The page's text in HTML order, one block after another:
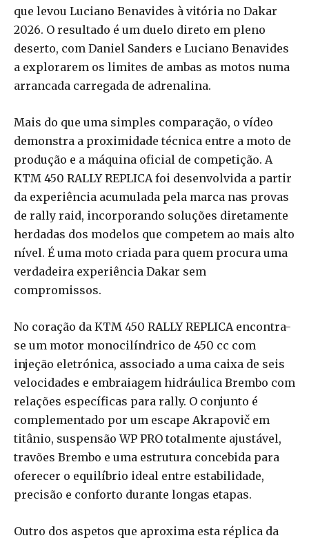
que levou Luciano Benavides à vitória no Dakar
2026. O resultado é um duelo direto em pleno
deserto, com Daniel Sanders e Luciano Benavides
a explorarem os limites de ambas as motos numa
arrancada carregada de adrenalina.
Mais do que uma simples comparação, o vídeo
demonstra a proximidade técnica entre a moto de
produção e a máquina oficial de competição. A
KTM 450 RALLY REPLICA foi desenvolvida a partir
da experiência acumulada pela marca nas provas
de rally raid, incorporando soluções diretamente
herdadas dos modelos que competem ao mais alto
nível. É uma moto criada para quem procura uma
verdadeira experiência Dakar sem
compromissos.
No coração da KTM 450 RALLY REPLICA encontra-
se um motor monocilíndrico de 450 cc com
injeção eletrónica, associado a uma caixa de seis
velocidades e embraiagem hidráulica Brembo com
relações específicas para rally. O conjunto é
complementado por um escape Akrapovič em
titânio, suspensão WP PRO totalmente ajustável,
travões Brembo e uma estrutura concebida para
oferecer o equilíbrio ideal entre estabilidade,
precisão e conforto durante longas etapas.
Outro dos aspetos que aproxima esta réplica da